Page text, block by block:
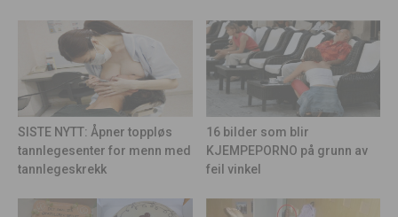
SISTE NYTT: Åpner toppløs
tannlegesenter for menn med
tannlegeskrekk
16 bilder som blir
KJEMPEPORNO på grunn av
feil vinkel